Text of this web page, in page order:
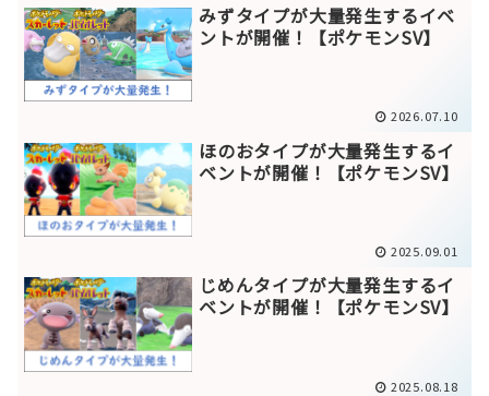
みずタイプが大量発生するイベ
ントが開催！【ポケモンSV】
2026.07.10
ほのおタイプが大量発生するイ
ベントが開催！【ポケモンSV】
2025.09.01
じめんタイプが大量発生するイ
ベントが開催！【ポケモンSV】
2025.08.18